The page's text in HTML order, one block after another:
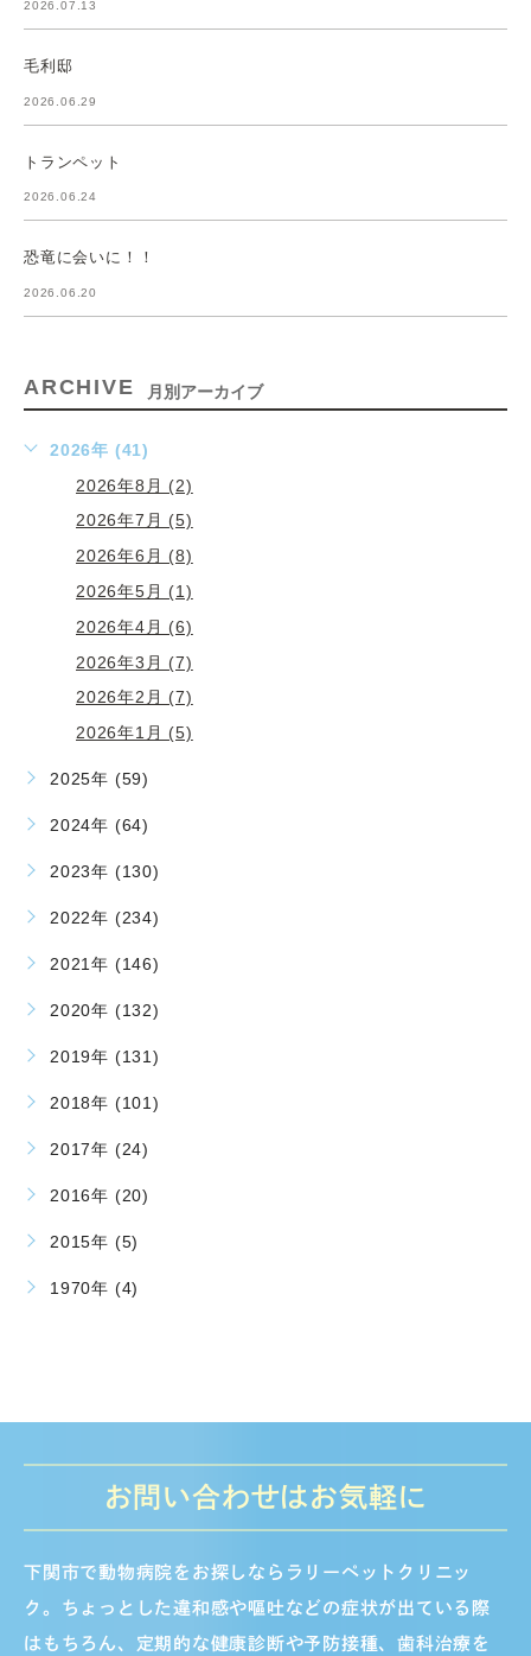
2026.07.13
毛利邸
2026.06.29
トランペット
2026.06.24
恐竜に会いに！！
2026.06.20
ARCHIVE 月別アーカイブ
2026年 (41)
2026年8月 (2)
2026年7月 (5)
2026年6月 (8)
2026年5月 (1)
2026年4月 (6)
2026年3月 (7)
2026年2月 (7)
2026年1月 (5)
2025年 (59)
2024年 (64)
2023年 (130)
2022年 (234)
2021年 (146)
2020年 (132)
2019年 (131)
2018年 (101)
2017年 (24)
2016年 (20)
2015年 (5)
1970年 (4)
お問い合わせはお気軽に
下関市で動物病院をお探しならラリーペットクリニッ
ク。ちょっとした違和感や嘔吐などの症状が出ている際
はもちろん、定期的な健康診断や予防接種、歯科治療を